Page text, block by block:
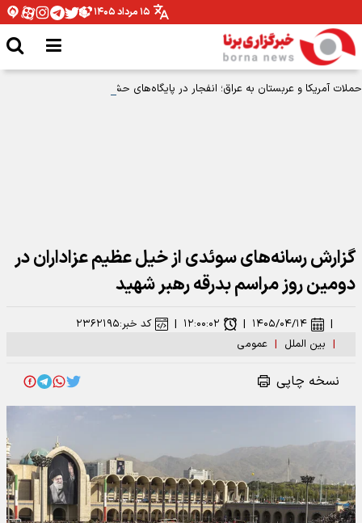
۱۵ مرداد ۱۴۰۵
حملات آمریکا و عربستان به عراق؛ انفجار در پایگاه‌های حشدالشعبی در کربلا، بصره و
گزارش رسانه‌های سوئدی از خیل عظیم عزاداران در
دومین روز مراسم بدرقه رهبر شهید
| بین الملل | عمومی
| ۱۴۰۵/۰۴/۱۴ | ۱۲:۰۰:۰۲ | کد خبر:۲۳۶۲۱۹۵
نسخه چاپی